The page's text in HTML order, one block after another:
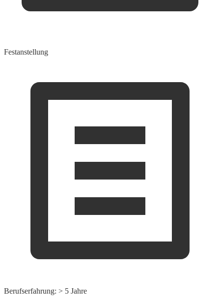
Festanstellung
Berufserfahrung: > 5 Jahre